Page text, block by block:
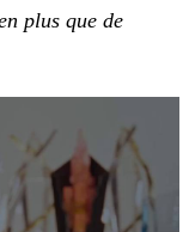
plus que de